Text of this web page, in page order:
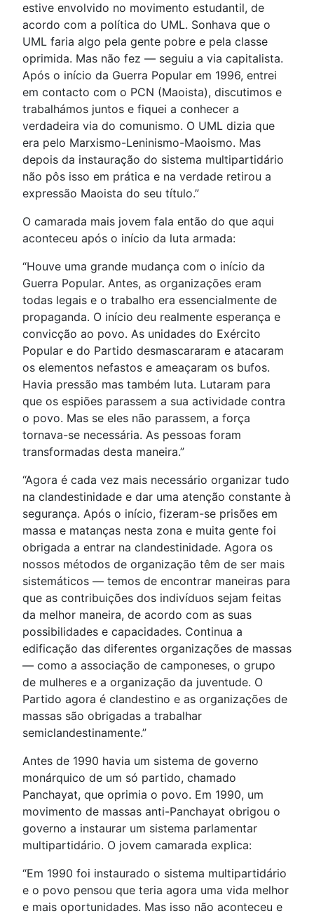
estive envolvido no movimento estudantil, de
acordo com a política do UML. Sonhava que o
UML faria algo pela gente pobre e pela classe
oprimida. Mas não fez — seguiu a via capitalista.
Após o início da Guerra Popular em 1996, entrei
em contacto com o PCN (Maoista), discutimos e
trabalhámos juntos e fiquei a conhecer a
verdadeira via do comunismo. O UML dizia que
era pelo Marxismo-Leninismo-Maoismo. Mas
depois da instauração do sistema multipartidário
não pôs isso em prática e na verdade retirou a
expressão Maoista do seu título.”
O camarada mais jovem fala então do que aqui
aconteceu após o início da luta armada:
“Houve uma grande mudança com o início da
Guerra Popular. Antes, as organizações eram
todas legais e o trabalho era essencialmente de
propaganda. O início deu realmente esperança e
convicção ao povo. As unidades do Exército
Popular e do Partido desmascararam e atacaram
os elementos nefastos e ameaçaram os bufos.
Havia pressão mas também luta. Lutaram para
que os espiões parassem a sua actividade contra
o povo. Mas se eles não parassem, a força
tornava-se necessária. As pessoas foram
transformadas desta maneira.”
“Agora é cada vez mais necessário organizar tudo
na clandestinidade e dar uma atenção constante à
segurança. Após o início, fizeram-se prisões em
massa e matanças nesta zona e muita gente foi
obrigada a entrar na clandestinidade. Agora os
nossos métodos de organização têm de ser mais
sistemáticos — temos de encontrar maneiras para
que as contribuições dos indivíduos sejam feitas
da melhor maneira, de acordo com as suas
possibilidades e capacidades. Continua a
edificação das diferentes organizações de massas
— como a associação de camponeses, o grupo
de mulheres e a organização da juventude. O
Partido agora é clandestino e as organizações de
massas são obrigadas a trabalhar
semiclandestinamente.”
Antes de 1990 havia um sistema de governo
monárquico de um só partido, chamado
Panchayat, que oprimia o povo. Em 1990, um
movimento de massas anti-Panchayat obrigou o
governo a instaurar um sistema parlamentar
multipartidário. O jovem camarada explica:
“Em 1990 foi instaurado o sistema multipartidário
e o povo pensou que teria agora uma vida melhor
e mais oportunidades. Mas isso não aconteceu e